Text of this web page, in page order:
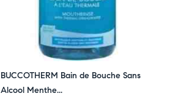
BUCCOTHERM Bain de Bouche Sans
Alcool Menthe...